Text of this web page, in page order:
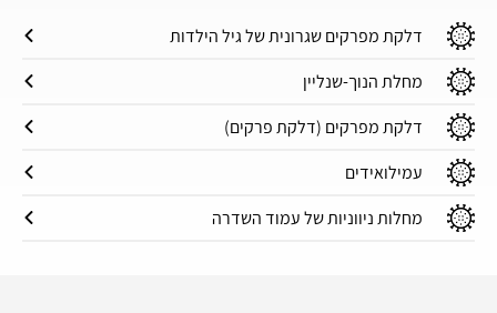
דלקת מפרקים שגרונית של גיל הילדות
מחלת הנוך-שנליין
דלקת מפרקים (דלקת פרקים)
עמילואידים
מחלות ניווניות של עמוד השדרה